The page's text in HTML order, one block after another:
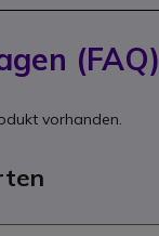
(FAQ)
vorhanden.